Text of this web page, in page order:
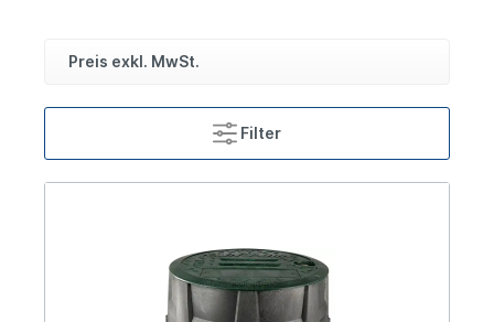
Preis exkl. MwSt.
Filter